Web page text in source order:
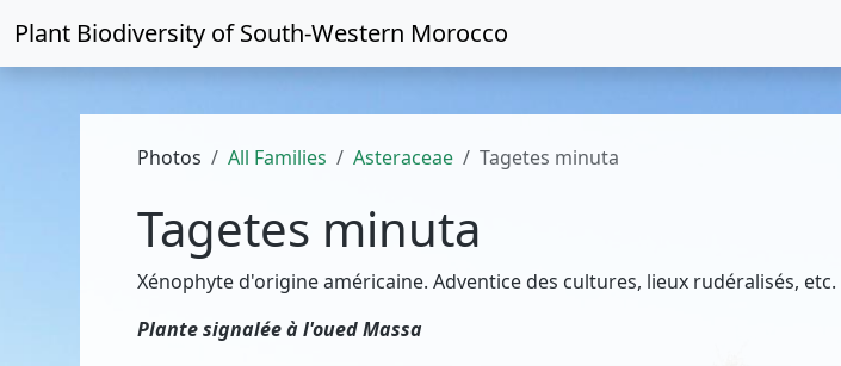
Plant Biodiversity ofSouth-Western Morocco
Photos All Families Asteraceae Tagetes minuta
Tagetes minuta
Xénophyte d'origine américaine. Adventice des cultures, lieux rudéralisés, etc.
Plante signalée à l'oued Massa